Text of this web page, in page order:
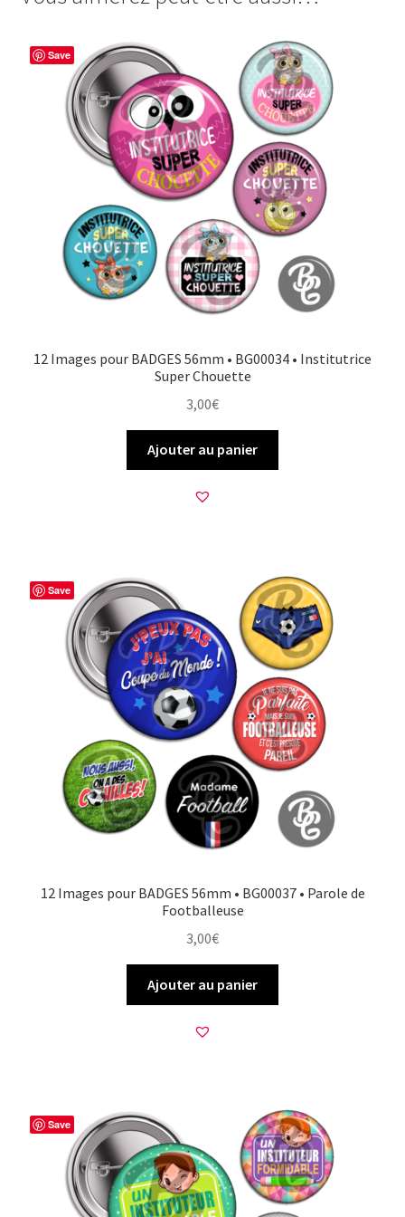
o
o
e
s
t
e
r
g
e
r
Save
12 Images pour BADGES 56mm • BG00034 • Institutrice
Super Chouette
3,00€
Ajouter au panier
Save
12 Images pour BADGES 56mm • BG00037 • Parole de
Footballeuse
3,00€
Ajouter au panier
Save